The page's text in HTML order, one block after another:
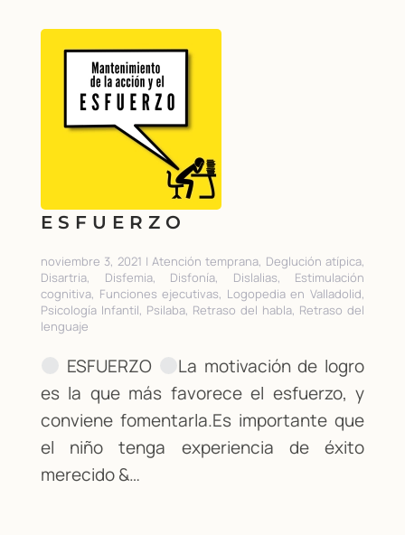
ESFUERZO
noviembre 3, 2021 | Atención temprana, Deglución atípica,
Disartria, Disfemia, Disfonía, Dislalias, Estimulación
cognitiva, Funciones ejecutivas, Logopedia en Valladolid,
Psicología Infantil, Psilaba, Retraso del habla, Retraso del
lenguaje
ESFUERZO
La motivación de logro
es la que más favorece el esfuerzo, y
conviene fomentarla.Es importante que
el niño tenga experiencia de éxito
merecido &…